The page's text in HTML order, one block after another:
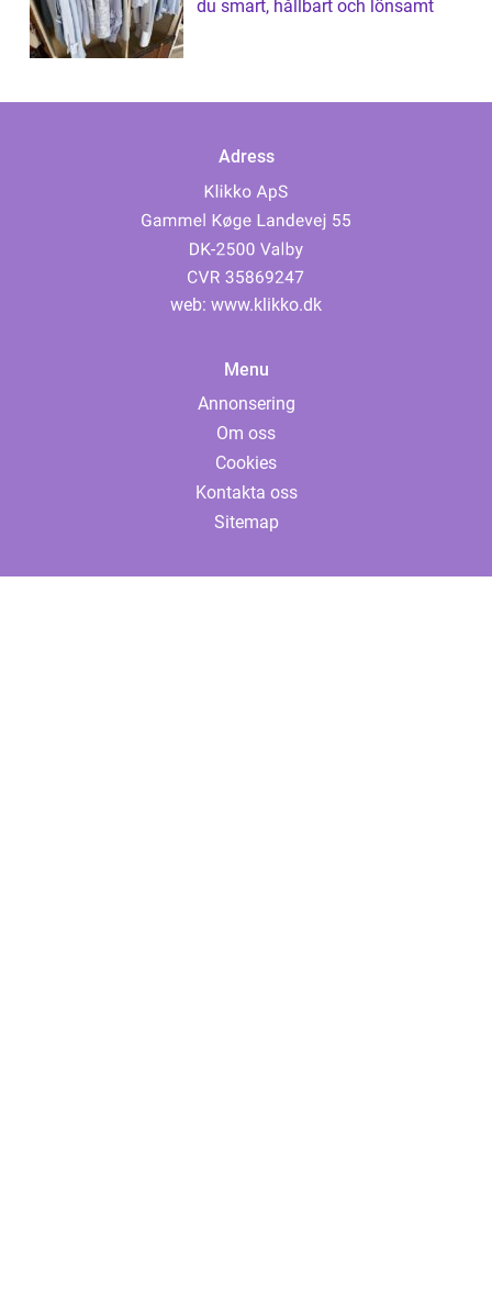
du smart, hållbart och lönsamt
Adress
web: www.klikko.dk
Menu
Annonsering
Om oss
Cookies
Kontakta oss
Sitemap